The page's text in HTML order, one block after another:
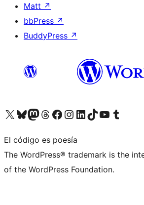
Matt ↗
bbPress ↗
BuddyPress ↗
Visita nuestra cuenta de X (anteriormente Twitter)
Visita nuestra cuenta de Bluesky
Visita nuestra cuenta de Mastodon
Visita nuestra cuenta de Threads
Visita nuestra página de Facebook
Visita nuestra cuenta de Instagram
Visita nuestra cuenta de LinkedIn
Visita nuestra cuenta de TikTok
Visita nuestro canal de YouTube
Visita nuestra cuenta de Tumblr
El código es poesía
The WordPress® trademark is the
of the WordPress Foundation.